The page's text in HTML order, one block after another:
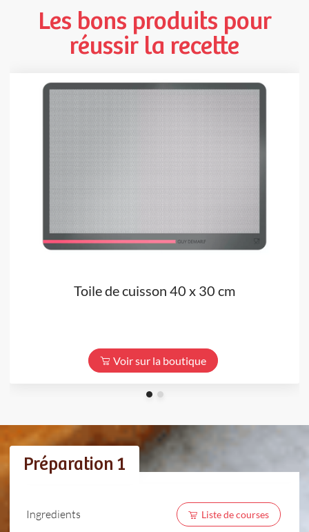
Les bons produits pour
réussir la recette
Toile de cuisson 40 x 30 cm
Voir sur la boutique
Préparation 1
Ingredients Liste de courses